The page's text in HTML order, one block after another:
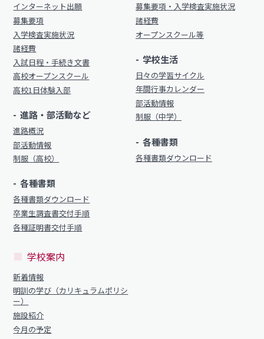
インターネット出願
募集要項
入学検査実施状況
諸経費
入試日程・手続き文書
高校オープンスクール
高校1日体験入部
進路・部活動など
進路概況
部活動情報
制服（高校）
各種書類
各種書類ダウンロード
卒業生調査書交付手順
各種証明書交付手順
募集要項・入学検査実施状況
諸経費
オープンスクール等
学校生活
日々の学習サイクル
年間行事カレンダー
部活動情報
制服（中学）
各種書類
各種書類ダウンロード
学校案内
新着情報
明訓の学び（カリキュラムポリシ
ー）
施設紹介
今月の予定